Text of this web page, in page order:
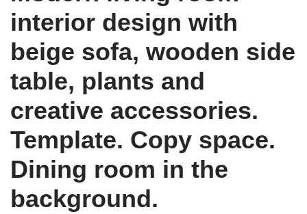
interior design with
beige sofa, wooden side
table, plants and
creative accessories.
Template. Copy space.
Dining room in the
background.